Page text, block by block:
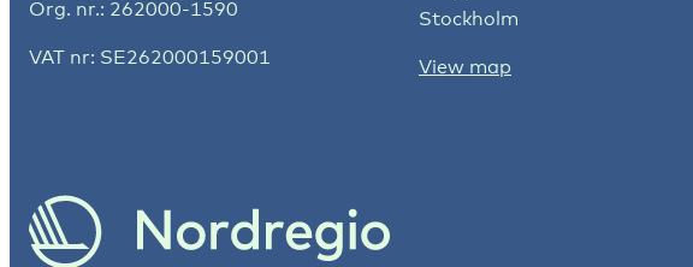
Org. nr.: 262000-1590
VAT nr: SE262000159001
Stockholm
View map